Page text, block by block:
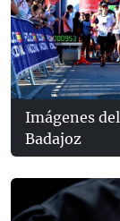
Imágenes
Badajoz